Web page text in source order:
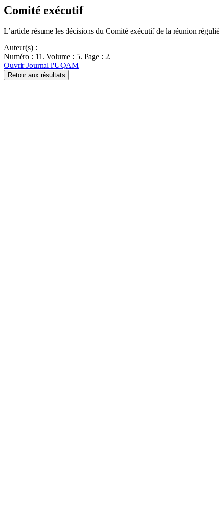
Comité exécutif
L’article résume les décisions du Comité exécutif de la réunion
Auteur(s) :
Numéro : 11. Volume : 5. Page : 2.
Ouvrir Journal l'UQAM
Retour aux résultats